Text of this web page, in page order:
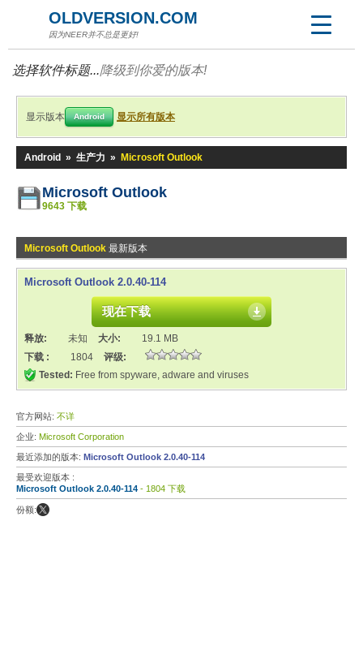
OLDVERSION.COM
因为NEER并不总是更好!
选择软件标题...降级到你爱的版本!
显示版本 Android 显示所有版本
Android » 生产力 » Microsoft Outlook
Microsoft Outlook
9643 下载
Microsoft Outlook 最新版本
Microsoft Outlook 2.0.40-114
现在下载
释放: 未知 大小:
19.1 MB
下载 :
1804
评级:
Tested: Free from spyware, adware and viruses
官方网站: 不详
企业: Microsoft Corporation
最近添加的版本: Microsoft Outlook 2.0.40-114
最受欢迎版本 :
Microsoft Outlook 2.0.40-114 - 1804 下载
份额: